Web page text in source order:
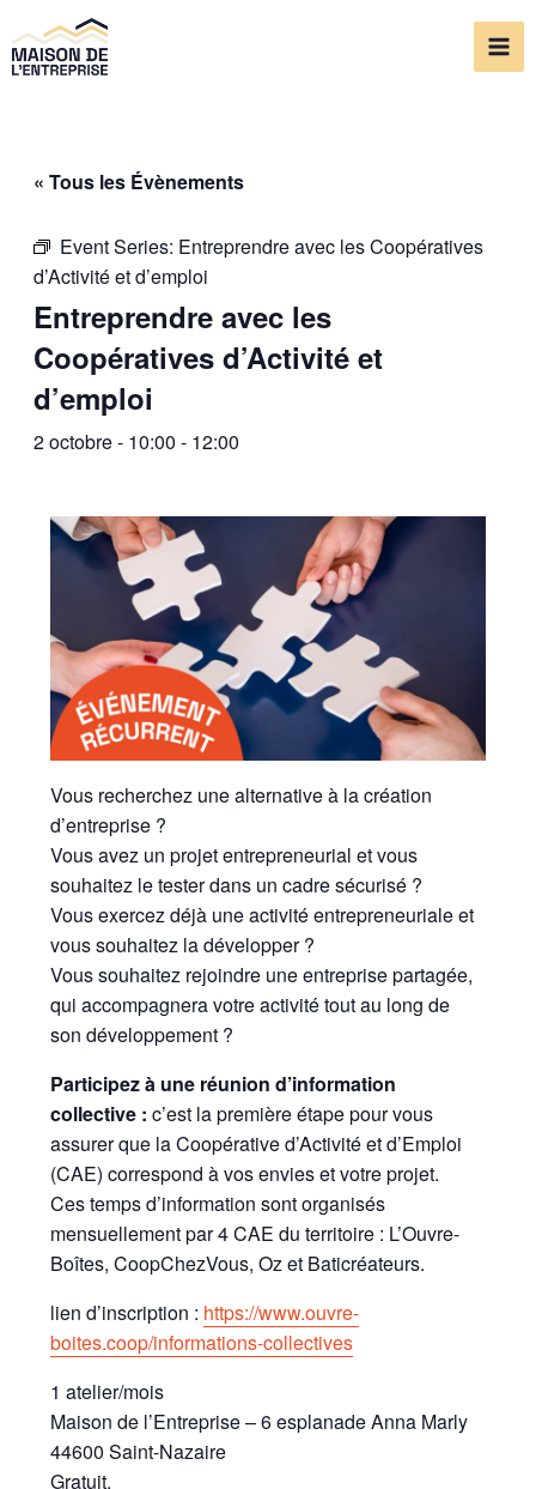
au
contenu
« Tous les Évènements
Event Series: Entreprendre avec les Coopératives
d’Activité et d’emploi
Entreprendre avec les
Coopératives d’Activité et
d’emploi
2 octobre - 10:00 - 12:00
Vous recherchez une alternative à la création
d’entreprise ?
Vous avez un projet entrepreneurial et vous
souhaitez le tester dans un cadre sécurisé ?
Vous exercez déjà une activité entrepreneuriale et
vous souhaitez la développer ?
Vous souhaitez rejoindre une entreprise partagée,
qui accompagnera votre activité tout au long de
son développement ?
Participez à une réunion d’information
collective : c’est la première étape pour vous
assurer que la Coopérative d’Activité et d’Emploi
(CAE) correspond à vos envies et votre projet.
Ces temps d’information sont organisés
mensuellement par 4 CAE du territoire : L’Ouvre-
Boîtes, CoopChezVous, Oz et Baticréateurs.
lien d’inscription : https://www.ouvre-
boites.coop/informations-collectives
1 atelier/mois
Maison de l’Entreprise – 6 esplanade Anna Marly
44600 Saint-Nazaire
Gratuit.